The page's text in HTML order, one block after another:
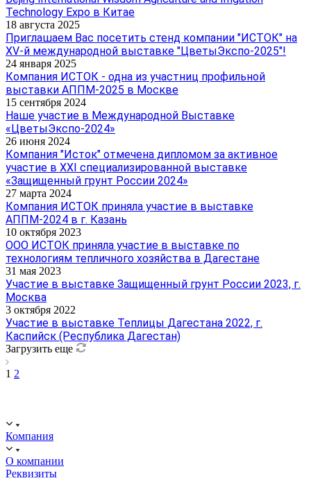
Technology Expo в Китае
18 августа 2025
Приглашаем Вас посетить стенд компании "ИСТОК" на
XV-й международной выставке "ЦветыЭкспо-2025"!
24 января 2025
Компания ИСТОК - одна из участниц профильной
выставки АППМ-2025 в Москве
15 сентября 2024
Наше участие в Международной Выставке
«ЦветыЭкспо-2024»
26 июня 2024
Компания "Исток" отмечена дипломом за активное
участие в XXI специализированной выставке
«Защищенный грунт России 2024»
27 марта 2024
Компания ИСТОК приняла участие в выставке
АППМ-2024 в г. Казань
10 октября 2023
ООО ИСТОК приняла участие в выставке по
технологиям тепличного хозяйства в Дагестане
31 мая 2023
Участие в выставке Защищенный грунт России 2023, г.
Москва
3 октября 2022
Участие в выставке Теплицы Дагестана 2022, г.
Каспийск (Республика Дагестан)
Загрузить еще
1 2
Компания
О компании
Реквизиты